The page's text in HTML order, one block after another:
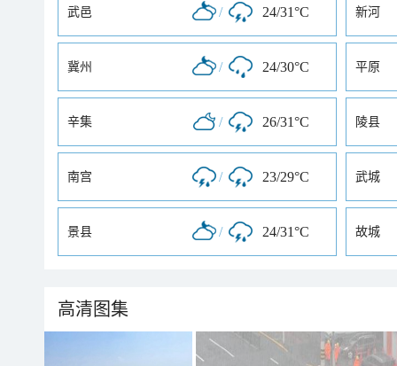
武邑 / 24/31°C 新河
冀州 / 24/30°C 平原
辛集 / 26/31°C 陵县
南宫 / 23/29°C 武城
景县 / 24/31°C 故城
高清图集